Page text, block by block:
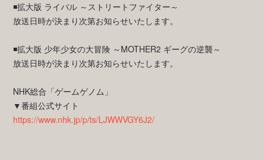
◾️拡大版 ライバル ～ストリートファイター～
放送日時が決まり次第お知らせいたします。
◾️拡大版 少年少女の大冒険 ～MOTHER2 ギーグの逆襲～
放送日時が決まり次第お知らせいたします。
NHK総合「ゲームゲノム」
▼番組公式サイト
https://www.nhk.jp/p/ts/LJWWVGY6J2/